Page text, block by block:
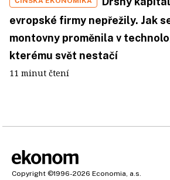
evropské firmy nepřežily. Jak
montovny proměnila v
kterému svět nestačí
11 minut čtení
Copyright ©1996-2026 Economia, a.s.